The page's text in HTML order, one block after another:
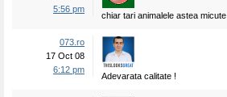
5:56 pm
chiar tari animalele astea micute
073.ro
17 Oct 08
6:12 pm
Adevarata calitate !